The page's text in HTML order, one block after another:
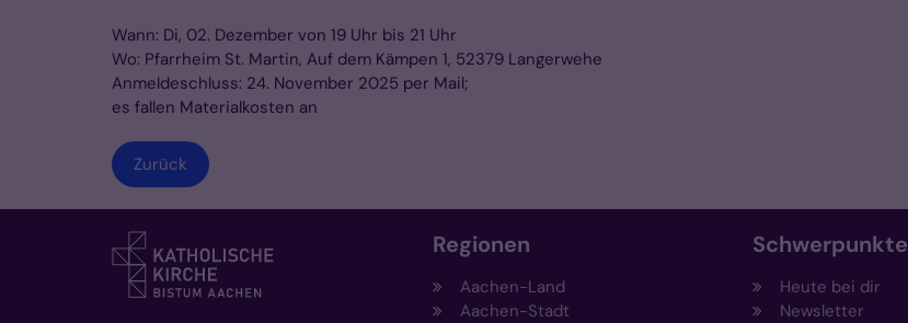
Wann: Di, 02. Dezember von 19 Uhr bis 21 Uhr
Wo: Pfarrheim St. Martin, Auf dem Kämpen 1, 52379 Langerwehe
Anmeldeschluss: 24. November 2025 per Mail;
es fallen Materialkosten an
Zurück
Regionen
Aachen-Land
Aachen-Stadt
Schwerpunkte
Heute bei dir
Newsletter